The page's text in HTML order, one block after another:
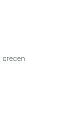
crecen